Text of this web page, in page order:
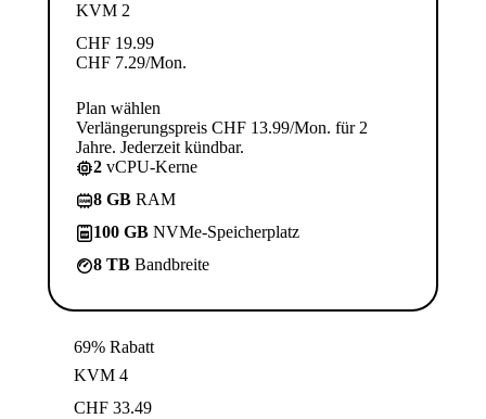
KVM 2
CHF 19.99
CHF 7.29/Mon.
Plan wählen
Verlängerungspreis CHF 13.99/Mon. für 2
Jahre. Jederzeit kündbar.
2 vCPU-Kerne
8 GB RAM
100 GB NVMe-Speicherplatz
8 TB Bandbreite
69% Rabatt
KVM 4
CHF 33.49